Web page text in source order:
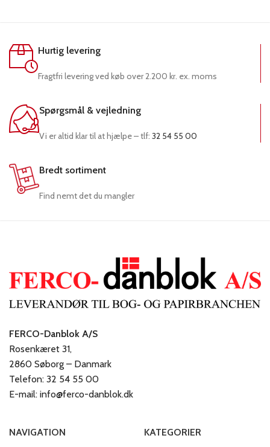
Hurtig levering
Fragtfri levering ved køb over 2.200 kr. ex. moms
Spørgsmål & vejledning
Vi er altid klar til at hjælpe – tlf: 32 54 55 00
Bredt sortiment
Find nemt det du mangler
FERCO-Danblok A/S
Rosenkæret 31,
2860 Søborg – Danmark
Telefon: 32 54 55 00
E-mail: info@ferco-danblok.dk
NAVIGATION KATEGORIER